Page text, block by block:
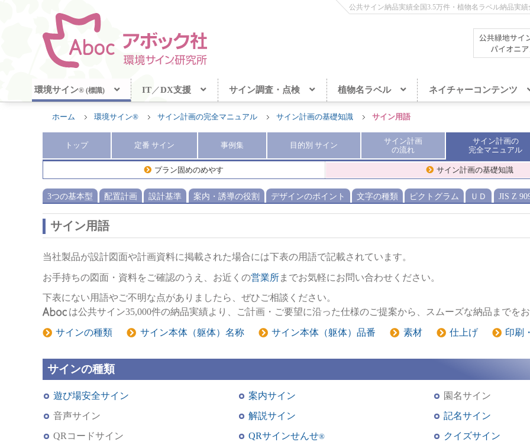
公共サイン納品実績全国3.5万件・植物名ラベル納品実績
環境サイン® (標識) IT／DX支援 サイン調査・点検 植物名ラベル ネイチャーコンテンツ
ホーム 環境サイン® サイン計画の完全マニュアル サイン計画の基礎知識 サイン用語
トップ 定番 サイン 事例集 目的別 サイン
サイン計画
の流れ
サイン計画の
完全マニュアル
プラン固めのめやす サイン計画の基礎知識
3つの基本型 配置計画 設計基準 案内・誘導の役割 デザインのポイント 文字の種類 ピクトグラム ＵＤ JIS Z
サイン用語
当社製品が設計図面や計画資料に掲載された場合には下表の用語で記載されています。
お手持ちの図面・資料をご確認のうえ、お近くの営業所までお気軽にお問い合わせください。
下表にない用語やご不明な点がありましたら、ぜひご相談ください。
は公共サイン35,000件の納品実績より、ご計画・ご要望に沿った仕様のご提案から、スムーズな納品までを
サインの種類 サイン本体（躯体）名称 サイン本体（躯体）品番 素材 仕上げ 印刷
サインの種類
遊び場安全サイン 案内サイン
園名サイン
音声サイン
解説サイン
記名サイン
QRコードサイン
QRサインせんせ®
クイズサイン